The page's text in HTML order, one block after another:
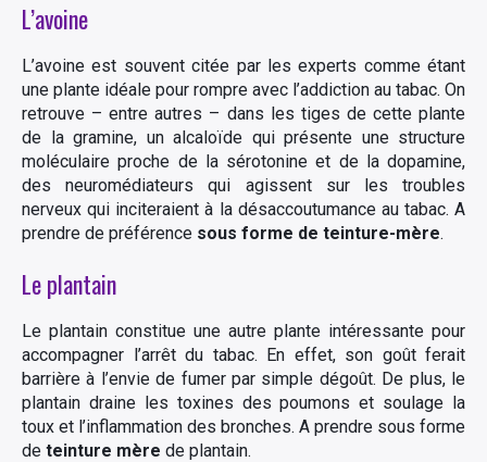
L’avoine
L’avoine est souvent citée par les experts comme étant
une plante idéale pour rompre avec l’addiction au tabac. On
retrouve – entre autres – dans les tiges de cette plante
de la gramine, un alcaloïde qui présente une structure
moléculaire proche de la sérotonine et de la dopamine,
des neuromédiateurs qui agissent sur les troubles
nerveux qui inciteraient à la désaccoutumance au tabac. A
prendre de préférence sous forme de teinture-mère.
Le plantain
Le plantain constitue une autre plante intéressante pour
accompagner l’arrêt du tabac. En effet, son goût ferait
barrière à l’envie de fumer par simple dégoût. De plus, le
plantain draine les toxines des poumons et soulage la
toux et l’inflammation des bronches. A prendre sous forme
de teinture mère de plantain.